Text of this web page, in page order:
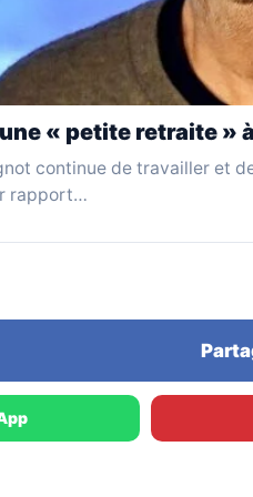
« petite retraite »
continue de travailler et
rapport…